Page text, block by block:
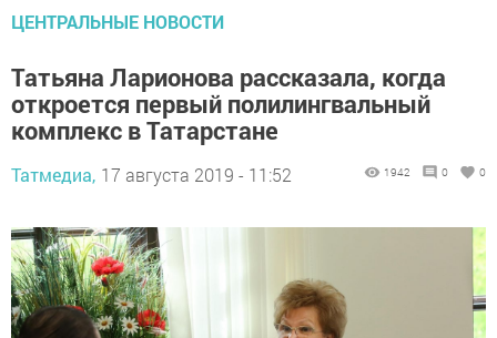
ЦЕНТРАЛЬНЫЕ НОВОСТИ
Татьяна Ларионова рассказала, когда
откроется первый полилингвальный
комплекс в Татарстане
Татмедиа, 17 августа 2019 - 11:52 1942 0 0